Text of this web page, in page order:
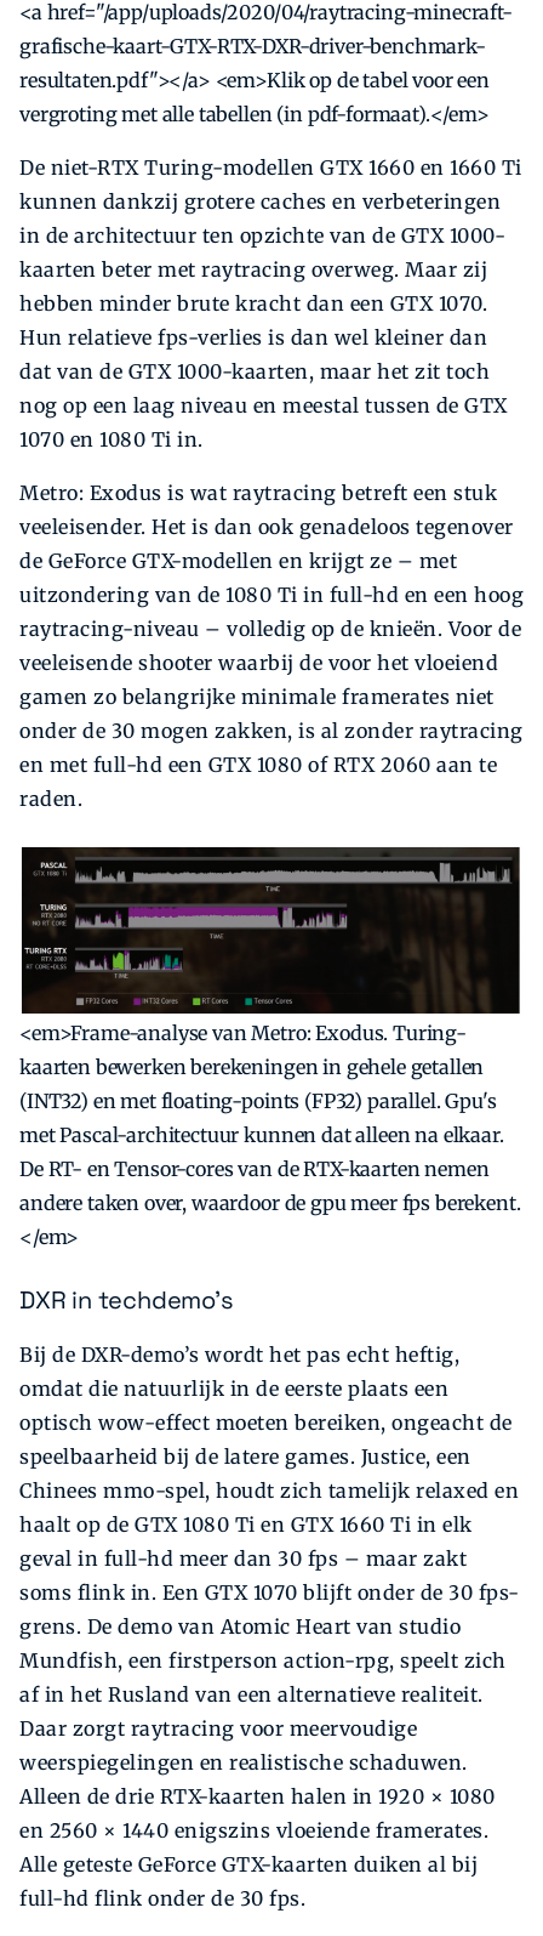
<a href="/app/uploads/2020/04/raytracing-minecraft-
grafische-kaart-GTX-RTX-DXR-driver-benchmark-
resultaten.pdf"></a> <em>Klik op de tabel voor een
vergroting met alle tabellen (in pdf-formaat).</em>
De niet-RTX Turing-modellen GTX 1660 en 1660 Ti
kunnen dankzij grotere caches en verbeteringen
in de ­architectuur ten opzichte van de GTX 1000-
kaarten beter met raytracing overweg. Maar zij
hebben minder ­brute kracht dan een GTX 1070.
Hun relatieve fps-verlies is dan wel kleiner dan
dat van de GTX 1000-kaarten, maar het zit toch
nog op een laag niveau en meestal tussen de GTX
1070 en 1080 Ti in.
Metro: Exodus is wat raytracing betreft een stuk
veeleisender. Het is dan ook genadeloos tegenover
de ­GeForce GTX-modellen en krijgt ze – met
uitzondering van de 1080 Ti in full-hd en een hoog
raytracing-niveau – volledig op de knieën. Voor de
veeleisende shooter waarbij de voor het vloeiend
gamen zo belangrijke ­minimale framerates niet
onder de 30 mogen zakken, is al zonder raytracing
en met full-hd een GTX 1080 of RTX 2060 aan te
raden.
<em>Frame-analyse van Metro: Exodus. Turing-
kaarten bewerken berekeningen in gehele getallen
(INT32) en met floating-points (FP32) parallel. Gpu's
met Pascal-architectuur kunnen dat alleen na elkaar.
De RT- en Tensor-cores van de RTX-kaarten nemen
andere taken over, waardoor de gpu meer fps berekent.
</em>
DXR in techdemo's
Bij de DXR-demo’s wordt het pas echt heftig,
omdat die natuurlijk in de eerste plaats een
optisch wow-effect moeten bereiken, ongeacht de
speelbaarheid bij de latere games. Justice, een
Chinees mmo-spel, houdt zich tamelijk relaxed en
haalt op de GTX 1080 Ti en GTX 1660 Ti in elk
geval in full-hd meer dan 30 fps – maar zakt
soms flink in. Een GTX 1070 blijft onder de 30 fps-
grens. De demo van Atomic Heart van studio
Mundfish, een firstperson action-rpg, speelt zich
af in het Rusland van een alternatieve realiteit.
Daar zorgt raytracing voor meervoudige
weerspiegelingen en realistische schaduwen.
Alleen de drie RTX-kaarten halen in 1920 × 1080
en 2560 × 1440 enigszins vloeiende framerates.
Alle geteste GeForce GTX-kaarten duiken al bij
full-hd flink onder de 30 fps.